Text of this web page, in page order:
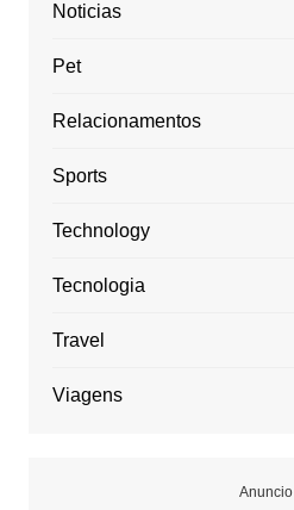
Noticias
Pet
Relacionamentos
Sports
Technology
Tecnologia
Travel
Viagens
Anuncio